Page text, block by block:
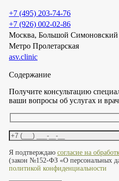
+7 (495) 203-74-76
+7 (926) 002-02-86
Москва, Большой Симоновский
Метро Пролетарская
asv.clinic
Содержание
Получите консультацию
ваши вопросы об услугах и
Я подтверждаю согласие на
(закон №152-ФЗ «О персональных
политикой конфиденциальности